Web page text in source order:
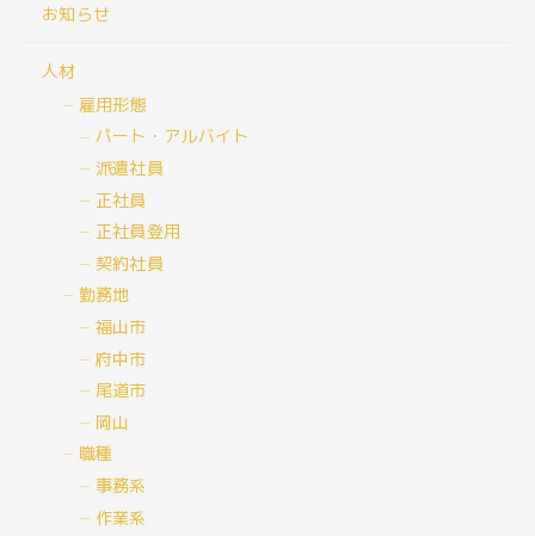
お知らせ
人材
雇用形態
パート・アルバイト
派遣社員
正社員
正社員登用
契約社員
勤務地
福山市
府中市
尾道市
岡山
職種
事務系
作業系